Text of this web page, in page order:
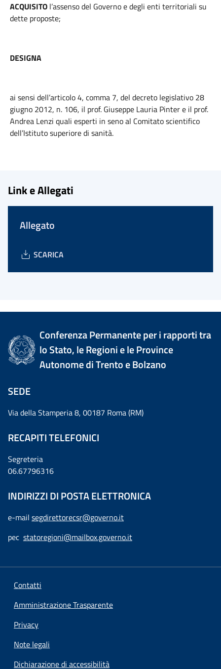
ACQUISITO l’assenso del Governo e degli enti territoriali su
dette proposte;
DESIGNA
ai sensi dell’articolo 4, comma 7, del decreto legislativo 28
giugno 2012, n. 106, il prof. Giuseppe Lauria Pinter e il prof.
Andrea Lenzi quali esperti in seno al Comitato scientifico
dell’Istituto superiore di sanità.
Link e Allegati
Allegato
SCARICA
Conferenza Permanente per i rapporti tra
lo Stato, le Regioni e le Province
Autonome di Trento e Bolzano
SEDE
Via della Stamperia 8, 00187 Roma (RM)
RECAPITI TELEFONICI
Segreteria
06.67796316
INDIRIZZI DI POSTA ELETTRONICA
e-mail segdirettorecsr@governo.it
pec statoregioni@mailbox.governo.it
Contatti
Amministrazione Trasparente
Privacy
Note legali
Dichiarazione di accessibilità